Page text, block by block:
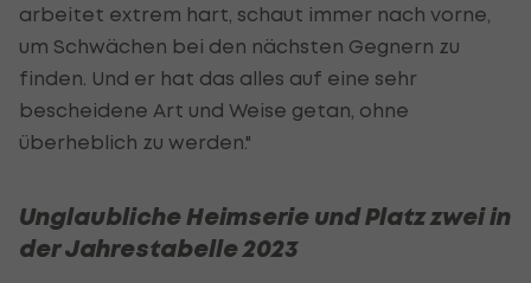
arbeitet extrem hart, schaut immer nach vorne,
um Schwächen bei den nächsten Gegnern zu
finden. Und er hat das alles auf eine sehr
bescheidene Art und Weise getan, ohne
überheblich zu werden."
Unglaubliche Heimserie und Platz zwei in
der Jahrestabelle 2023